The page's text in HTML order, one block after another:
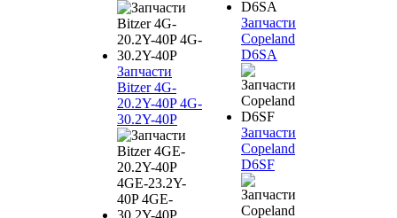
Запчасти
Bitzer 4G-
20.2Y-40P 4G-
30.2Y-40P
Запчасти
Copeland
D6SA
Запчасти
Copeland
D6SF